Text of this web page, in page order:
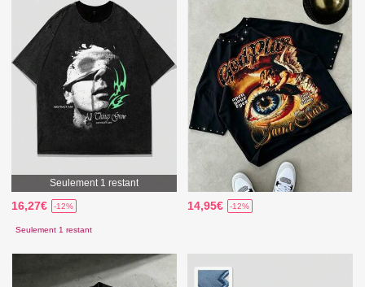
Seulement 1 restant
16,27€ -12%
Seulement 1 restant
14,95€ -12%